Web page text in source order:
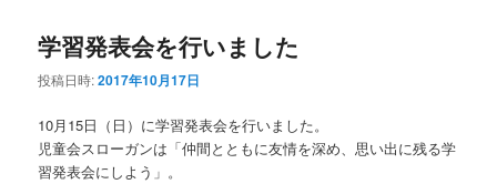
学習発表会を行いました
投稿日時:2017年10月17日
10月15日（日）に学習発表会を行いました。
児童会スローガンは「仲間とともに友情を深め、思い出に残る学
習発表会にしよう」。